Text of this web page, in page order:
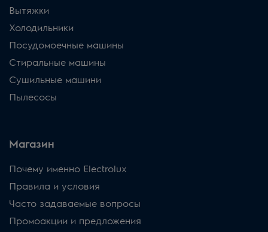
Вытяжки
Холодильники
Посудомоечные машины
Стиральные машины
Сушильные машини
Пылесосы
Магазин
Почему именно Electrolux
Правила и условия
Часто задаваемые вопросы
Промоакции и предложения